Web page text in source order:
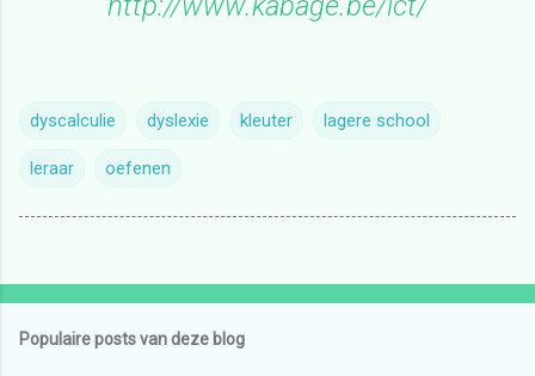
dyscalculie dyslexie kleuter lagere school
leraar oefenen
Populaire posts van deze blog